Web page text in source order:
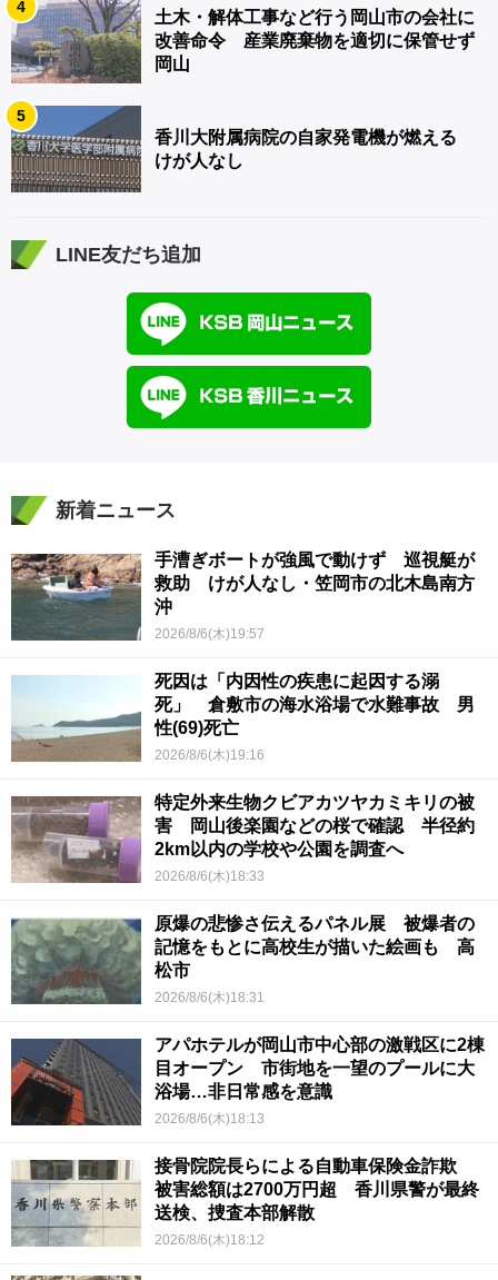
4
土木・解体工事など行う岡山市の会社に
改善命令 産業廃棄物を適切に保管せず
岡山
5
香川大附属病院の自家発電機が燃える
けが人なし
LINE友だち追加
新着ニュース
手漕ぎボートが強風で動けず 巡視艇が
救助 けが人なし・笠岡市の北木島南方
沖
2026/8/6(木)19:57
死因は「内因性の疾患に起因する溺
死」 倉敷市の海水浴場で水難事故 男
性(69)死亡
2026/8/6(木)19:16
特定外来生物クビアカツヤカミキリの被
害 岡山後楽園などの桜で確認 半径約
2km以内の学校や公園を調査へ
2026/8/6(木)18:33
原爆の悲惨さ伝えるパネル展 被爆者の
記憶をもとに高校生が描いた絵画も 高
松市
2026/8/6(木)18:31
アパホテルが岡山市中心部の激戦区に2棟
目オープン 市街地を一望のプールに大
浴場…非日常感を意識
2026/8/6(木)18:13
接骨院院長らによる自動車保険金詐欺
被害総額は2700万円超 香川県警が最終
送検、捜査本部解散
2026/8/6(木)18:12